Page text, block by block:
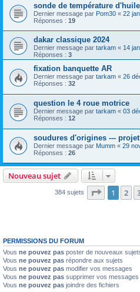
sonde de température d'huile
Dernier message par Pom30 « 22
Réponses : 19
dakar classique 2024
Dernier message par tarkam « 14
Réponses : 3
fixation banquette AR
Dernier message par tarkam « 26
Réponses : 32
question le 4 roue motrice
Dernier message par tarkam « 03
Réponses : 12
soudures d'origines ---
Dernier message par Mumm « 29
Réponses : 26
Nouveau sujet
384 sujets Page 1sur
1 2
PERMISSIONS DU FORUM
Vous ne pouvez pas poster de nouveaux
Vous ne pouvez pas répondre aux sujets
Vous ne pouvez pas modifier vos messages
Vous ne pouvez pas supprimer vos messages
Vous ne pouvez pas joindre des fichiers